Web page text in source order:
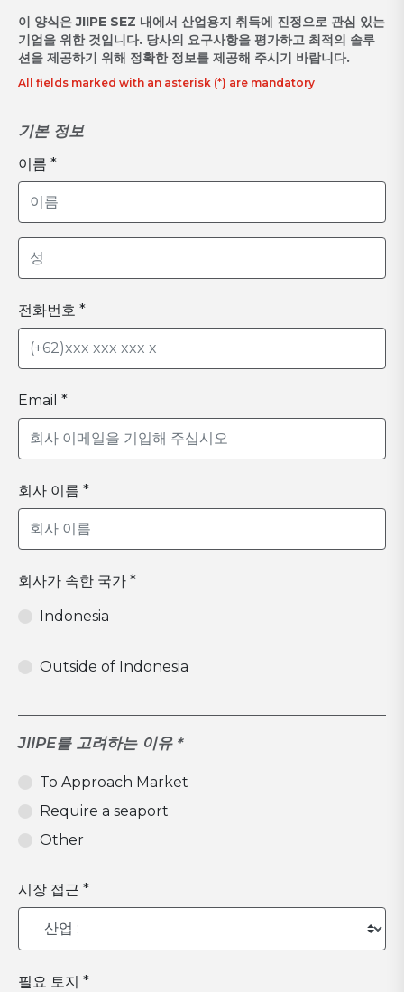
이 양식은 JIIPE SEZ 내에서 산업용지 취득에 진정으로 관심 있는
기업을 위한 것입니다. 당사의 요구사항을 평가하고 최적의 솔루
션을 제공하기 위해 정확한 정보를 제공해 주시기 바랍니다.
All fields marked with an asterisk (*) are mandatory
기본 정보
이름 *
전화번호 *
Email *
회사 이름 *
회사가 속한 국가 *
Indonesia
Outside of Indonesia
JIIPE를 고려하는 이유 *
To Approach Market
Require a seaport
Other
시장 접근 *
필요 토지 *